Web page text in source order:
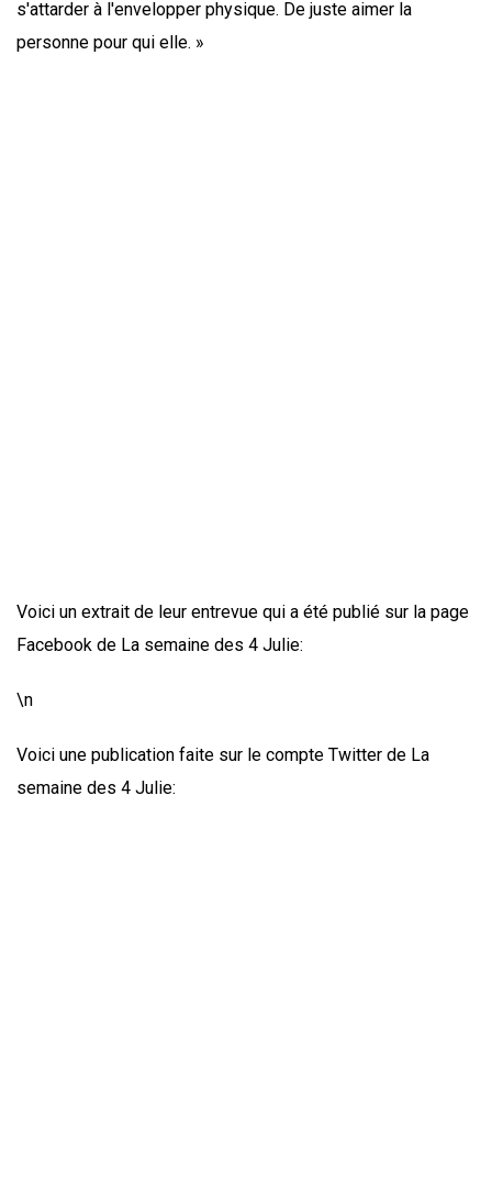
s'attarder à l'envelopper physique. De juste aimer la
personne pour qui elle. »
Voici un extrait de leur entrevue qui a été publié sur la page
Facebook de La semaine des 4 Julie:
\n
Voici une publication faite sur le compte Twitter de La
semaine des 4 Julie: